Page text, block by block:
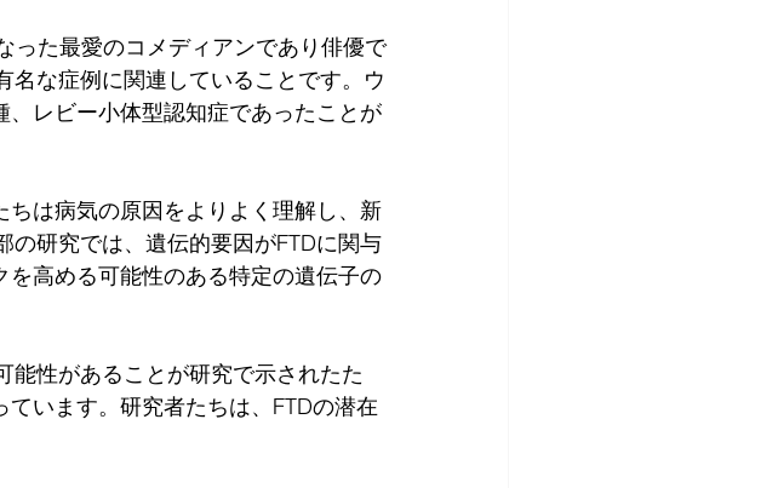
った最愛のコメディアンであり俳優で
名な症例に関連していることです。ウ
、レビー小体型認知症であったことが
は病気の原因をよりよく理解し、新
の研究では、遺伝的要因がFTDに関与
を高める可能性のある特定の遺伝子の
能性があることが研究で示されたた
います。研究者たちは、FTDの潜在